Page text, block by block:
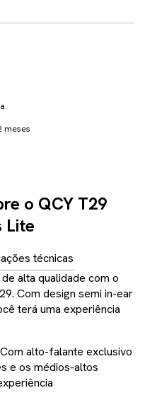
meses
o QCY T29
Lite
técnicas
alta qualidade com o
Com design semi in-ear
terá uma experiência
Com alto-falante exclusivo
e os médios-altos